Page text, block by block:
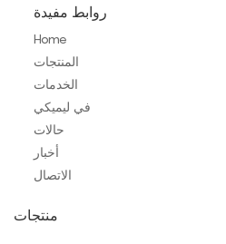
روابط مفيدة
Home
المنتجات
الخدمات
في ليميكي
حالات
أخبار
الاتصال
منتجات